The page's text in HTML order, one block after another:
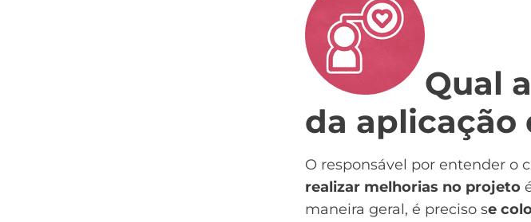
Qual
da aplicação
O responsável por entender o
realizar melhorias no projeto
maneira geral, é preciso se